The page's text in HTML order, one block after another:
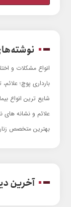
انواع مشکلات و
بارداری پوچ؛
شایع ترین انواع
علائم و نشانه های
بهترین متخصص
آخرین